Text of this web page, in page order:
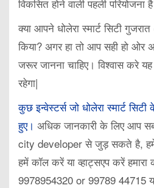
विकसित होने वाली पहली परियोजना
क्या आपने धोलेरा स्मार्ट सिटी
किया? अगर हा तो आप सही हो ओर
जरूर जानना चाहिए। विश्वास करे
रहेगा|
कुछ इन्वेस्टर्स जो धोलेरा स्मार्ट
हुए। अधिक जानकारी के लिए आप
city developer से जुड़ सकते है,
हमें कॉल करें या व्हाट्सएप करें
9978954320 or 99789 44715